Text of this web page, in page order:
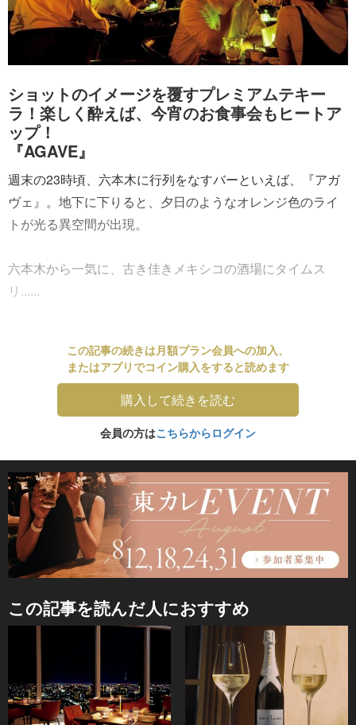
ショットのイメージを覆すプレミアムテキー
ラ！楽しく酔えば、今宵のお食事会もヒートア
ップ！
『AGAVE』
週末の23時頃、六本木に行列をなすバーといえば、『アガ
ヴェ』。地下に下りると、夕日のようなオレンジ色のライ
トが光る異空間が出現。
六本木から一気に、古き佳きメキシコの酒場にタイムス
リ......
この記事の続きは月額プラン会員への加入、
またはアプリでコイン購入をすると読めます
購入して続きを読む
会員の方はこちらからログイン
この記事を読んだ人におすすめ